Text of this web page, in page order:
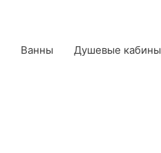
Ванны Душевые кабины